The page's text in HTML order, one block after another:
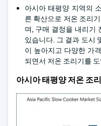
아시아 태평양 지역의
른 확산으로 저온 조리
며, 구매 결정을 내리기
있습니다. 그 결과 도시
이 높아지고 다양한 가
되면서 저온 조리기를
아시아 태평양 저온 조